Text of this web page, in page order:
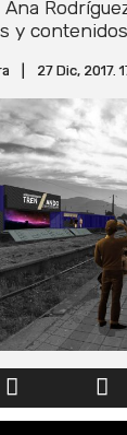
y
27 Dic, 2017.